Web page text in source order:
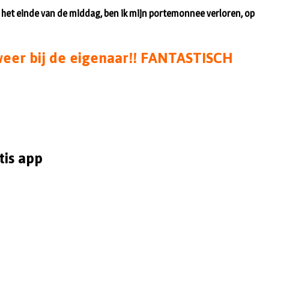
het einde van de middag, ben ik mijn portemonnee verloren, op
bij de eigenaar!! FANTASTISCH
app